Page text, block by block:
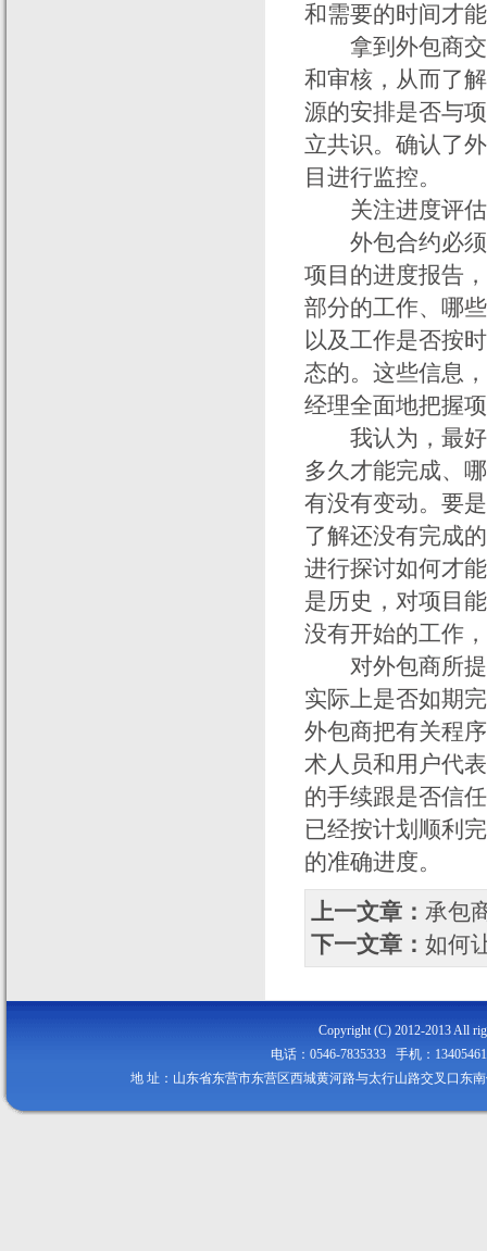
和需要的时间才
拿到外包商交
和审核，从而了
源的安排是否与
立共识。确认了
目进行监控。
关注进度评估
外包合约必须
项目的进度报告
部分的工作、哪
以及工作是否按
态的。这些信息
经理全面地把握
我认为，最好
多久才能完成、
有没有变动。要
了解还没有完成
进行探讨如何才
是历史，对项目
没有开始的工作
对外包商所提
实际上是否如期
外包商把有关程
术人员和用户代
的手续跟是否信
已经按计划顺利
的准确进度。
上一文章： 承包
下一文章： 如何
Copyright (C) 2012-2013 All
电话：0546-7835333 手机：
地 址：山东省东营市东营区西城黄河路与太行山路交叉口东